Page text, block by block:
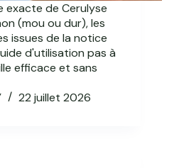
exacte de Cerulyse
(mou ou dur), les
issues de la notice
d'utilisation pas à
efficace et sans
22 juillet 2026